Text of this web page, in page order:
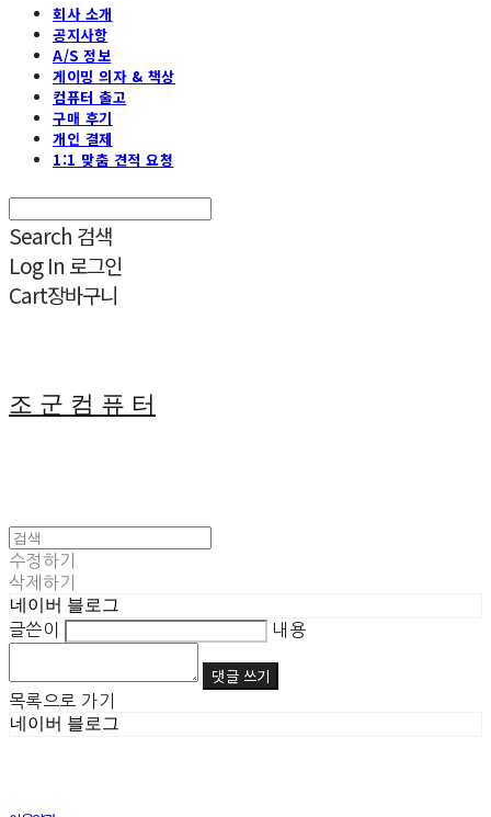
회사 소개
공지사항
A/S 정보
게이밍 의자 & 책상
컴퓨터 출고
구매 후기
개인 결제
1:1 맞춤 견적 요청
Search 검색
Log In 로그인
Cart장바구니
조 군 컴 퓨 터
수정하기
삭제하기
네이버 블로그
글쓴이 내용
댓글 쓰기
목록으로 가기
네이버 블로그